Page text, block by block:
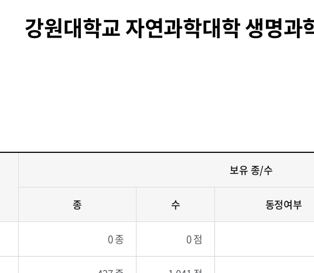
강원대학교 자연과학대학 생명과
보유 종/수
종
수 동정여부
0 종 0 점